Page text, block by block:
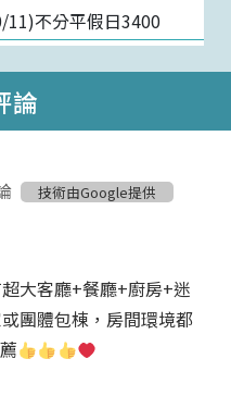
不分平假日3400
論
技術由Google提供
大客廳+餐廳+廚房+迷
團體包棟，房間環境都